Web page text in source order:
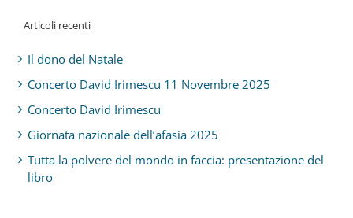
Articoli recenti
Il dono del Natale
Concerto David Irimescu 11 Novembre 2025
Concerto David Irimescu
Giornata nazionale dell’afasia 2025
Tutta la polvere del mondo in faccia: presentazione del
libro